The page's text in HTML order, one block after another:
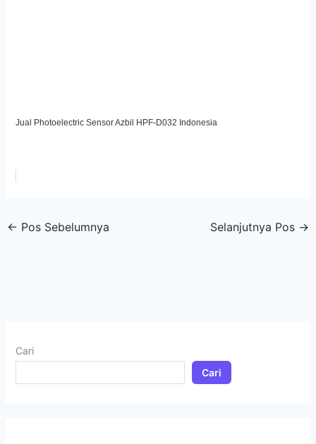
Jual Photoelectric Sensor Azbil HPF-D032 Indonesia
← Pos Sebelumnya Selanjutnya Pos →
Cari
Cari